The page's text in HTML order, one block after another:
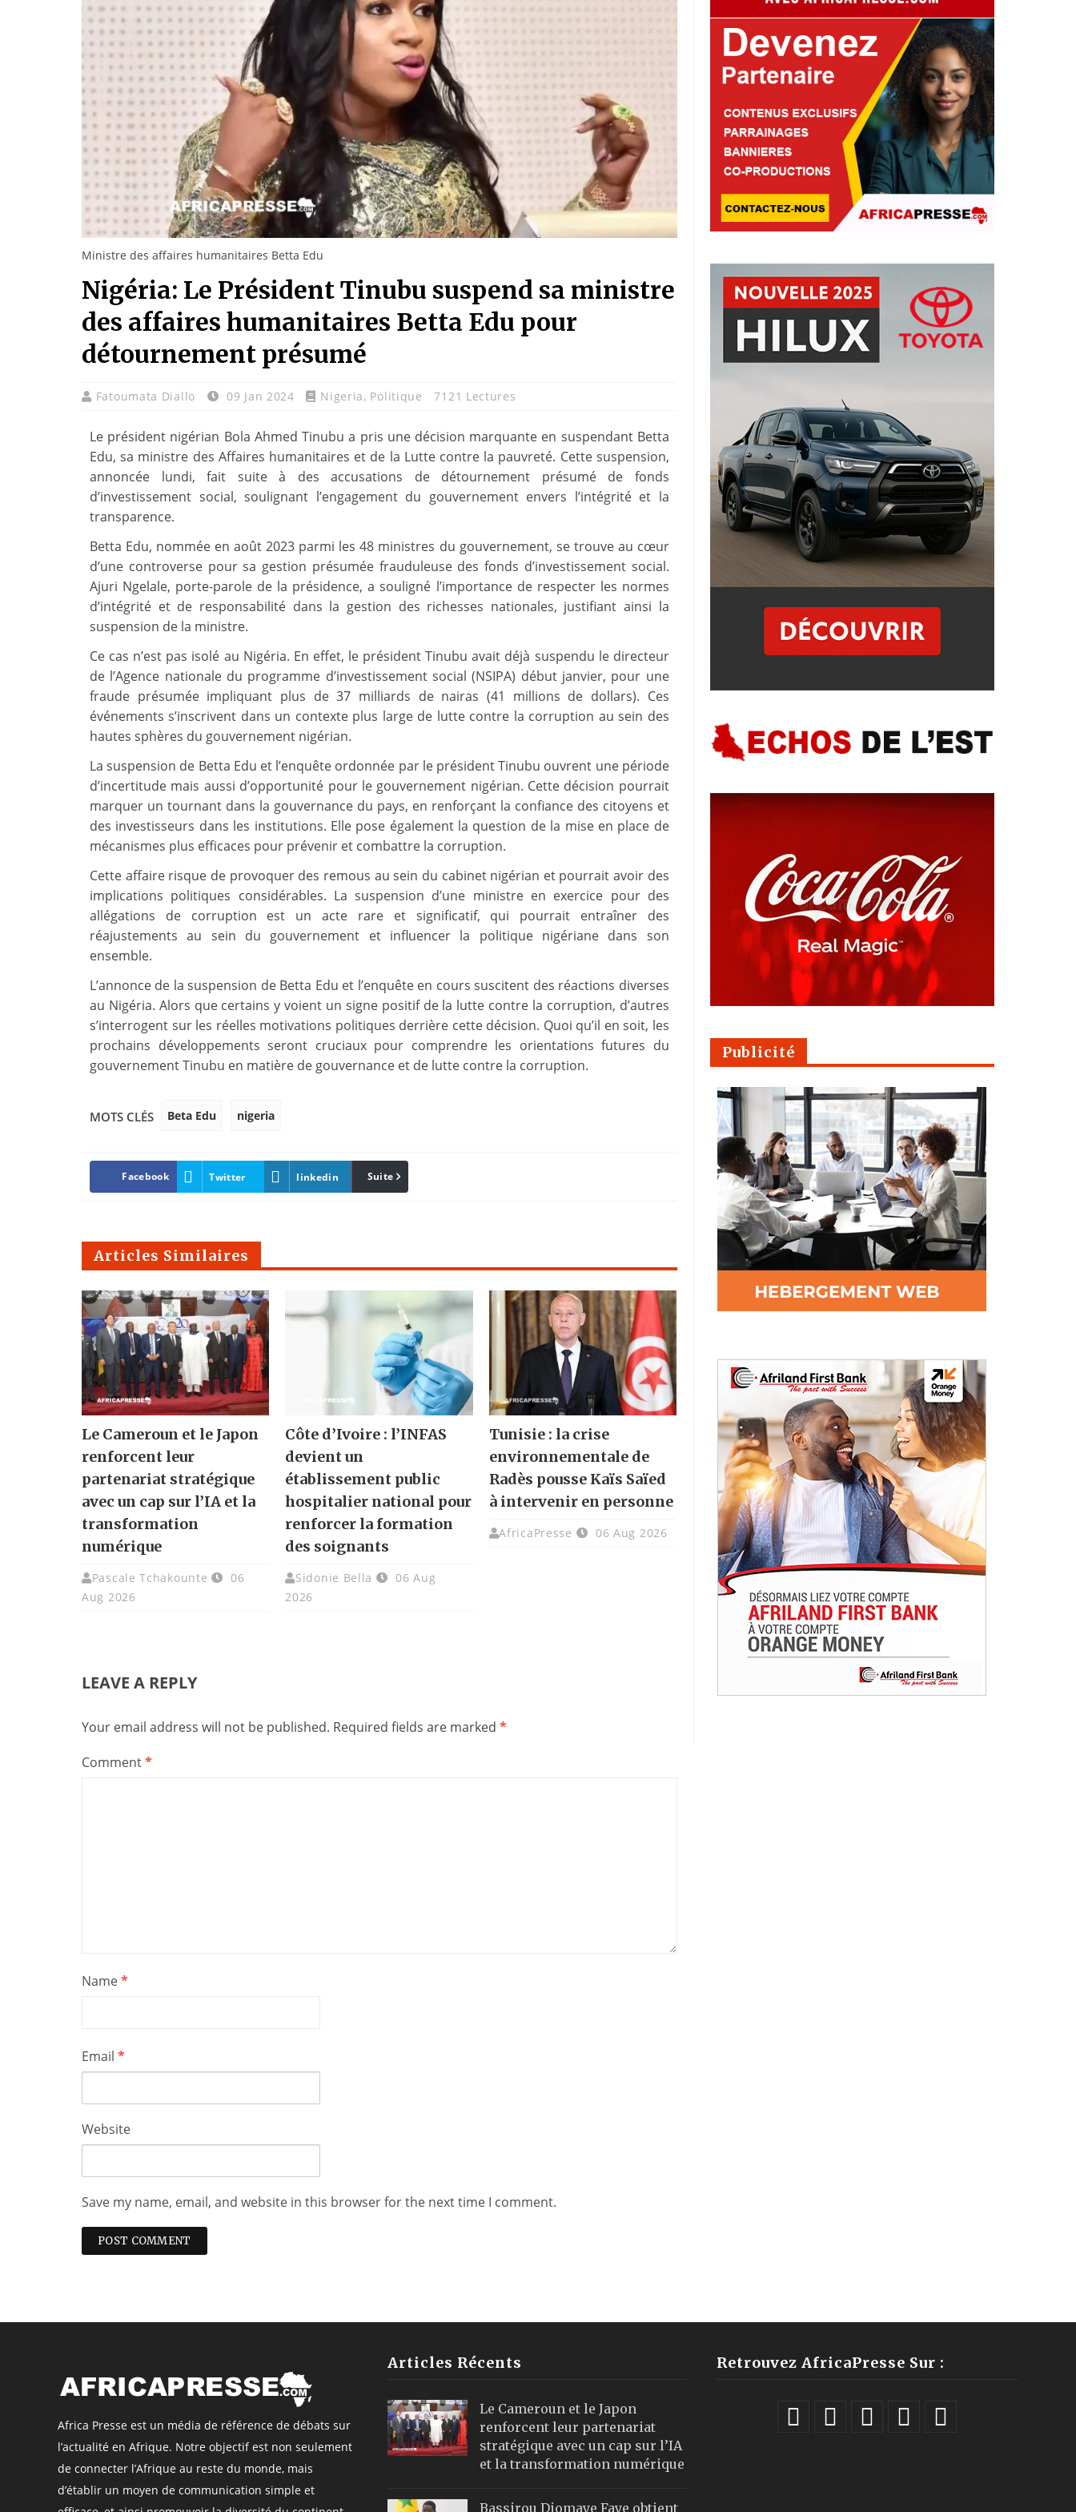
Ministre des affaires humanitaires Betta Edu
Nigéria: Le Président Tinubu suspend sa ministre
des affaires humanitaires Betta Edu pour
détournement présumé
Fatoumata Diallo 09 Jan 2024 Nigeria, Politique 7121 Lectures
Le président nigérian Bola Ahmed Tinubu a pris une décision marquante en suspendant Betta
Edu, sa ministre des Affaires humanitaires et de la Lutte contre la pauvreté. Cette suspension,
annoncée lundi, fait suite à des accusations de détournement présumé de fonds
d’investissement social, soulignant l’engagement du gouvernement envers l’intégrité et la
transparence.
Betta Edu, nommée en août 2023 parmi les 48 ministres du gouvernement, se trouve au cœur
d’une controverse pour sa gestion présumée frauduleuse des fonds d’investissement social.
Ajuri Ngelale, porte-parole de la présidence, a souligné l’importance de respecter les normes
d’intégrité et de responsabilité dans la gestion des richesses nationales, justifiant ainsi la
suspension de la ministre.
Ce cas n’est pas isolé au Nigéria. En effet, le président Tinubu avait déjà suspendu le directeur
de l’Agence nationale du programme d’investissement social (NSIPA) début janvier, pour une
fraude présumée impliquant plus de 37 milliards de nairas (41 millions de dollars). Ces
événements s’inscrivent dans un contexte plus large de lutte contre la corruption au sein des
hautes sphères du gouvernement nigérian.
La suspension de Betta Edu et l’enquête ordonnée par le président Tinubu ouvrent une période
d’incertitude mais aussi d’opportunité pour le gouvernement nigérian. Cette décision pourrait
marquer un tournant dans la gouvernance du pays, en renforçant la confiance des citoyens et
des investisseurs dans les institutions. Elle pose également la question de la mise en place de
mécanismes plus efficaces pour prévenir et combattre la corruption.
Cette affaire risque de provoquer des remous au sein du cabinet nigérian et pourrait avoir des
implications politiques considérables. La suspension d’une ministre en exercice pour des
allégations de corruption est un acte rare et significatif, qui pourrait entraîner des
réajustements au sein du gouvernement et influencer la politique nigériane dans son
ensemble.
L’annonce de la suspension de Betta Edu et l’enquête en cours suscitent des réactions diverses
au Nigéria. Alors que certains y voient un signe positif de la lutte contre la corruption, d’autres
s’interrogent sur les réelles motivations politiques derrière cette décision. Quoi qu’il en soit, les
prochains développements seront cruciaux pour comprendre les orientations futures du
gouvernement Tinubu en matière de gouvernance et de lutte contre la corruption.
MOTS CLÉS Beta Edu nigeria
Facebook Twitter linkedin Pinterest
Suite
Articles Similaires
Le Cameroun et le Japon
renforcent leur
partenariat stratégique
avec un cap sur l’IA et la
transformation
numérique
Pascale Tchakounte
06
Aug 2026
Côte d’Ivoire : l’INFAS
devient un
établissement public
hospitalier national pour
renforcer la formation
des soignants
Sidonie Bella
06 Aug
2026
Tunisie : la crise
environnementale de
Radès pousse Kaïs Saïed
à intervenir en personne
AfricaPresse 06 Aug 2026
LEAVE A REPLY
Your email address will not be published. Required fields are marked *
Comment*
Name*
Email *
Website
Save my name, email, and website in this browser for the next time I comment.
Publicité
Africa Presse est un média de référence de débats sur
l’actualité en Afrique. Notre objectif est non seulement
de connecter l’Afrique au reste du monde, mais
d’établir un moyen de communication simple et
Articles Récents
Le Cameroun et le Japon
renforcent leur partenariat
stratégique avec un cap sur l’IA
et la transformation numérique
Bassirou Diomaye Faye obtient
Retrouvez AfricaPresse Sur :